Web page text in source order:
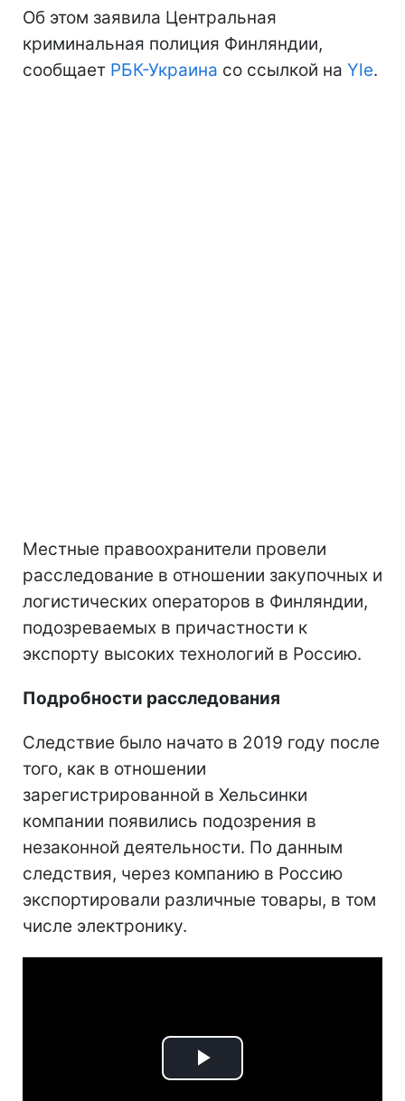
Об этом заявила Центральная
криминальная полиция Финляндии,
сообщает РБК-Украина со ссылкой на Yle.
Местные правоохранители провели
расследование в отношении закупочных и
логистических операторов в Финляндии,
подозреваемых в причастности к
экспорту высоких технологий в Россию.
Подробности расследования
Следствие было начато в 2019 году после
того, как в отношении
зарегистрированной в Хельсинки
компании появились подозрения в
незаконной деятельности. По данным
следствия, через компанию в Россию
экспортировали различные товары, в том
числе электронику.
Play